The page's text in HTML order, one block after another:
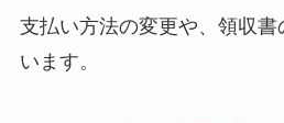
支払い方法の変更や、領収書
います。